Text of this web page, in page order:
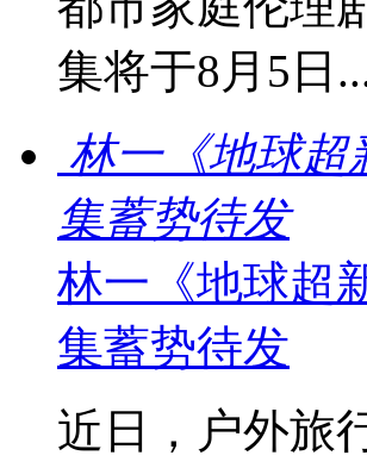
集将于8月5日
林一《地球超
集蓄势待发
林一《地球超
集蓄势待发
近日，户外旅